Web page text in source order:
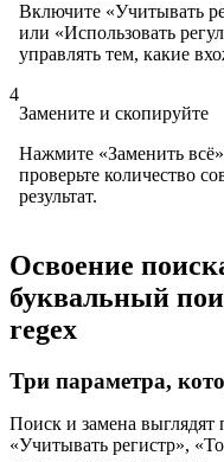
Включите «Учитывать
или «Использовать
управлять тем, какие
4
Замените и скопируйте
Нажмите «Заменить
проверьте количество
результат.
Освоение
буквальный
regex
Три параметра,
Поиск и замена
«Учитывать регистр»,